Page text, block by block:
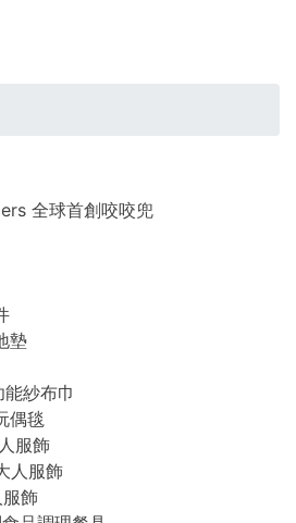
全球首創咬咬兜
墊
紗布巾
偶毯
服飾
人服飾
飾